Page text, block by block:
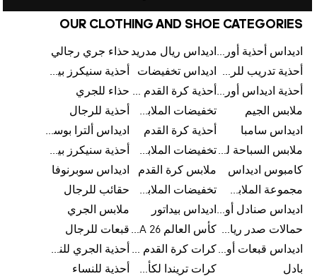
OUR CLOTHING AND SHOE CATEGORIES
اديداس أحذية أورجينالز اديداس ريال مدريد حذاء جري رجالي
أحذية تدريب للرجال
اديداس تخفيضات
أحذية سنيكرز بيضاء للرجال
أحذية اديداس أورجينال للنساء
أحذية كرة القدم للرجال حذاء للجري
ملابس الجيم
تخفيضات الملابس للأطفال
أحذية للرجال
اديداس سامبا
أحذية كرة القدم
اديداس ألترا بوست
ملابس السباحة للرجال
تخفيضات الملابس الرياضية
أحذية سنيكرز بيضاء للرجال
كامبوس اديداس
ملابس كرة القدم
اديداس سوبرنوفا
مجموعة الملابس الرياضية
تخفيضات الملابس للرجال
حقائب للرجال
اديداس صنادل أورجينال للنساء اديداس بيداتور
ملابس الجري
حمالات صدر رياضية
كأس العالم FIFA 26™ قبعات للرجال
اديداس قبعات أورجينال للرجال
كرات كرة القدم للرجال
أحذية الجري للنساء
بادل
كرات تريندا لكأس العالم FIFA 26™
أحذية للنساء